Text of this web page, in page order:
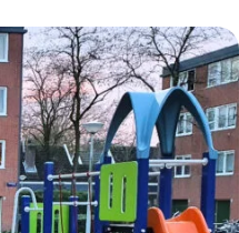
>
buurt vergroenen, SDG >